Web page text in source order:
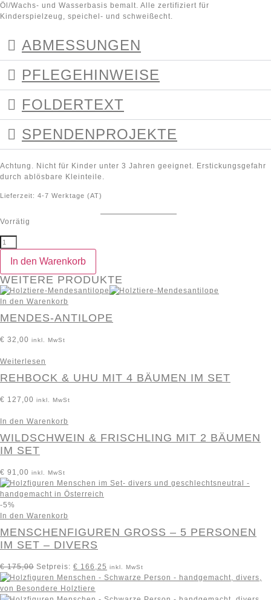
Öl/Wachs- und Wasserbasis bemalt. Alle zertifiziert für
Kinderspielzeug, speichel- und schweißecht.
ABMESSUNGEN
PFLEGEHINWEISE
FOLDERTEXT
SPENDENPROJEKTE
Achtung. Nicht für Kinder unter 3 Jahren geeignet. Erstickungsgefahr
durch ablösbare Kleinteile.
Lieferzeit: 4-7 Werktage (AT)
Vorrätig
In den Warenkorb
WEITERE PRODUKTE
In den Warenkorb
MENDES-ANTILOPE
€ 32,00 inkl. MwSt
Weiterlesen
REHBOCK & UHU MIT 4 BÄUMEN IM SET
€ 127,00 inkl. MwSt
In den Warenkorb
WILDSCHWEIN & FRISCHLING MIT 2 BÄUMEN
IM SET
€ 91,00 inkl. MwSt
-5%
In den Warenkorb
MENSCHENFIGUREN GROSS – 5 PERSONEN I
M SET – DIVERS
€175,00 Setpreis: € 166,25 inkl. MwSt